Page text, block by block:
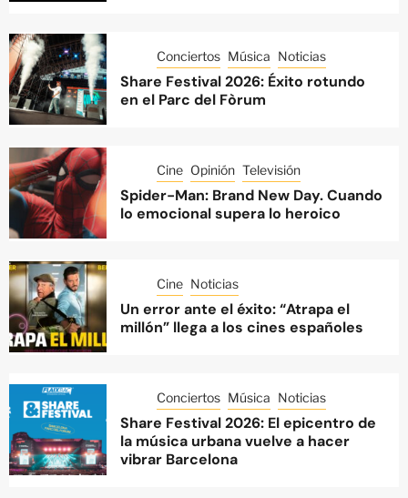
Conciertos Música Noticias
Share Festival 2026: Éxito rotundo
en el Parc del Fòrum
Cine Opinión Televisión
Spider-Man: Brand New Day. Cuando
lo emocional supera lo heroico
Cine Noticias
Un error ante el éxito: “Atrapa el
millón” llega a los cines españoles
Conciertos Música Noticias
Share Festival 2026: El epicentro de
la música urbana vuelve a hacer
vibrar Barcelona